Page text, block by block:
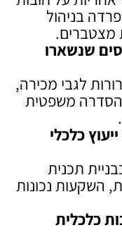
בניהול
מצטברים.
שנשארו
לגבי מכירה,
הסדרה משפטית
כלכלי
תכנית
השקעות נכונות
כלכלית